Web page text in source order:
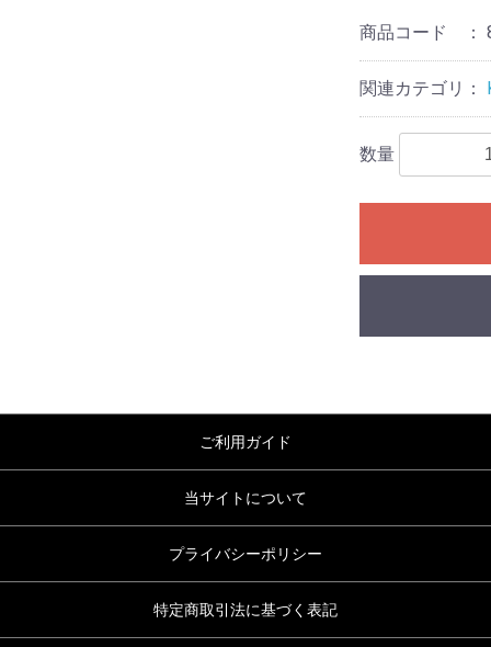
商品コード ：
関連カテゴリ：
数量
ご利用ガイド
当サイトについて
プライバシーポリシー
特定商取引法に基づく表記